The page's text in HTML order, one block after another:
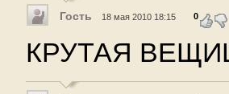
Гость 18 мая 2010 18:15 0
КРУТАЯ